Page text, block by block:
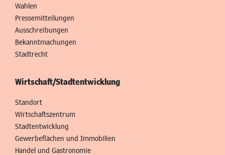
Wahlen
Pressemitteilungen
Ausschreibungen
Bekanntmachungen
Stadtrecht
Wirtschaft/Stadtentwicklung
Standort
Wirtschaftszentrum
Stadtentwicklung
Gewerbeflächen und Immobilien
Handel und Gastronomie